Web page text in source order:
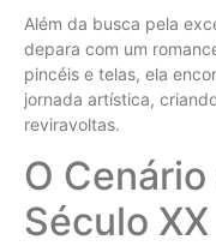
Além da busca pela
depara com um
pincéis e telas, ela
jornada artística,
reviravoltas.
O
Século XX